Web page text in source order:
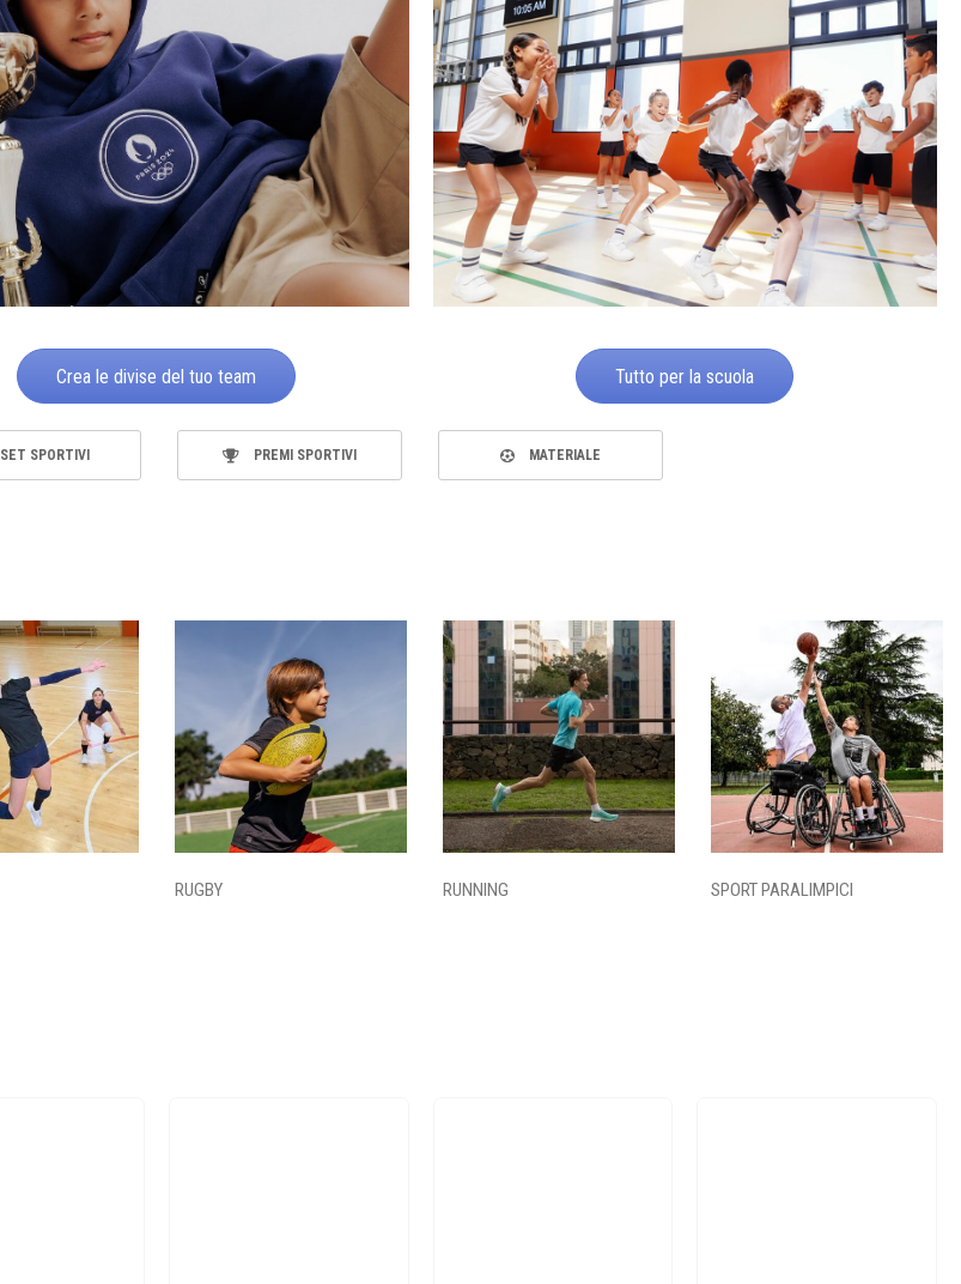
Crea le divise del tuo team Tutto per la scuola
SET SPORTIVI PREMI SPORTIVI MATERIALE
RUGBY RUNNING SPORT PARALIMPICI